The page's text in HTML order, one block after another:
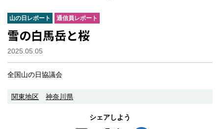
山の日レポート 通信員レポート
雪の白馬岳と桜
2025.05.05
全国山の日協議会
関東地区 神奈川県
シェアしよう